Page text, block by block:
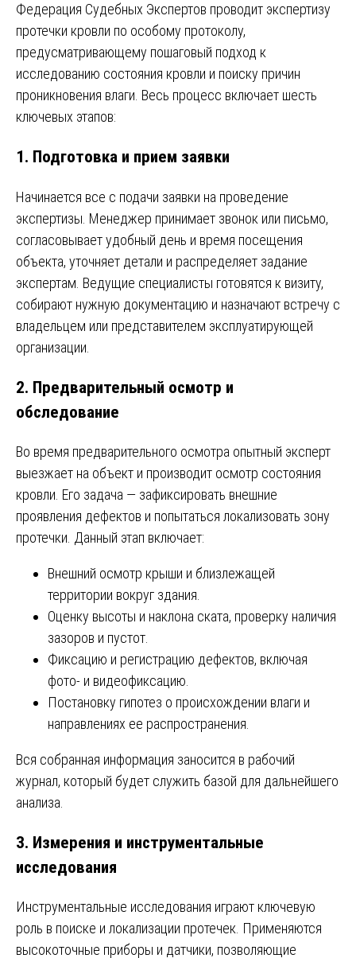
Федерация Судебных Экспертов проводит экспертизу
протечки кровли по особому протоколу,
предусматривающему пошаговый подход к
исследованию состояния кровли и поиску причин
проникновения влаги. Весь процесс включает шесть
ключевых этапов:
1. Подготовка и прием заявки
Начинается все с подачи заявки на проведение
экспертизы. Менеджер принимает звонок или письмо,
согласовывает удобный день и время посещения
объекта, уточняет детали и распределяет задание
экспертам. Ведущие специалисты готовятся к визиту,
собирают нужную документацию и назначают встречу с
владельцем или представителем эксплуатирующей
организации.
2. Предварительный осмотр и
обследование
Во время предварительного осмотра опытный эксперт
выезжает на объект и производит осмотр состояния
кровли. Его задача — зафиксировать внешние
проявления дефектов и попытаться локализовать зону
протечки. Данный этап включает:
Внешний осмотр крыши и близлежащей
территории вокруг здания.
Оценку высоты и наклона ската, проверку наличия
зазоров и пустот.
Фиксацию и регистрацию дефектов, включая
фото- и видеофиксацию.
Постановку гипотез о происхождении влаги и
направлениях ее распространения.
Вся собранная информация заносится в рабочий
журнал, который будет служить базой для дальнейшего
анализа.
3. Измерения и инструментальные
исследования
Инструментальные исследования играют ключевую
роль в поиске и локализации протечек. Применяются
высокоточные приборы и датчики, позволяющие